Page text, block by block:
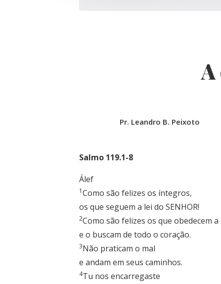
A
Pr. Leandro B. Peixoto
Salmo 119.1-8
Álef
1Como são felizes os íntegros,
os que seguem a lei do SENHOR!
2Como são felizes os que obedecem
e o buscam de todo o coração.
3Não praticam o mal
e andam em seus caminhos.
4Tu nos encarregaste